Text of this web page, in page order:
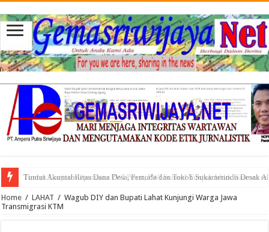
Tuntut Akuntabilitas Dana Desa, Pemuda dan Tokoh Sukamerindu Desak
Home / LAHAT / Wagub DIY dan Bupati Lahat Kunjungi Warga Jawa
Transmigrasi KTM